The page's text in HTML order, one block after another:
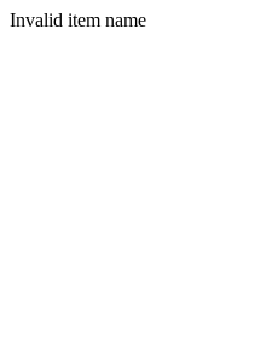
Invalid item name